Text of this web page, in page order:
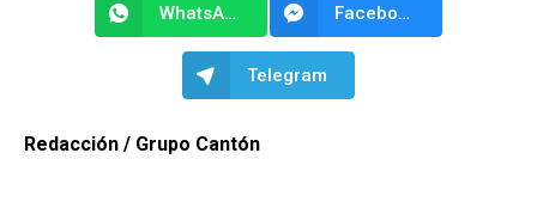
WhatsApp Facebook Messenger
Telegram
Redacción / Grupo Cantón